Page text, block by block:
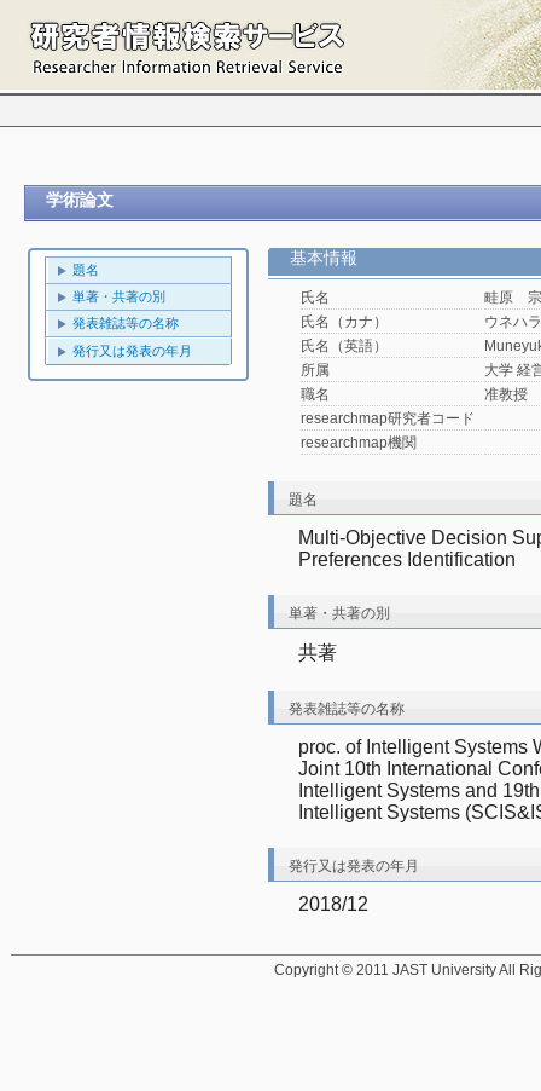
学術論文
題名
単著・共著の別
発表雑誌等の名称
発行又は発表の年月
基本情報
氏名
畦原
氏名（カナ）
ウネハ
氏名（英語）
所属
大学 経
職名
准教授
researchmap研究者コード
researchmap機関
題名
Multi-Objective Decision
Preferences Identification
単著・共著の別
共著
発表雑誌等の名称
proc. of Intelligent Systems
Joint 10th International
Intelligent Systems and
Intelligent Systems
発行又は発表の年月
2018/12